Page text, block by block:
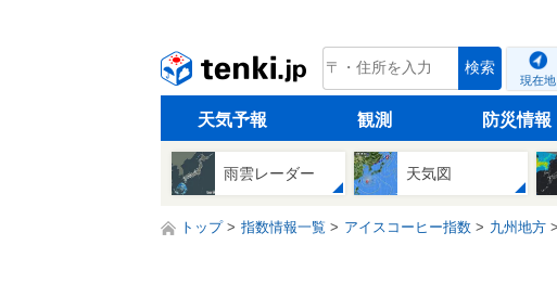
tenki.jp 検索
現在地
天気予報 観測 防災情報
雨雲レーダー 天気図
トップ 指数情報一覧 アイスコーヒー指数 九州地方